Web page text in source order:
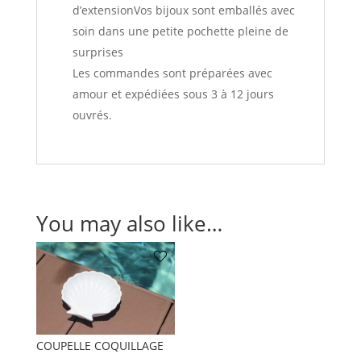
d’extensionVos bijoux sont emballés avec
soin dans une petite pochette pleine de
surprises
Les commandes sont préparées avec
amour et expédiées sous 3 à 12 jours
ouvrés.
You may also like…
COUPELLE COQUILLAGE